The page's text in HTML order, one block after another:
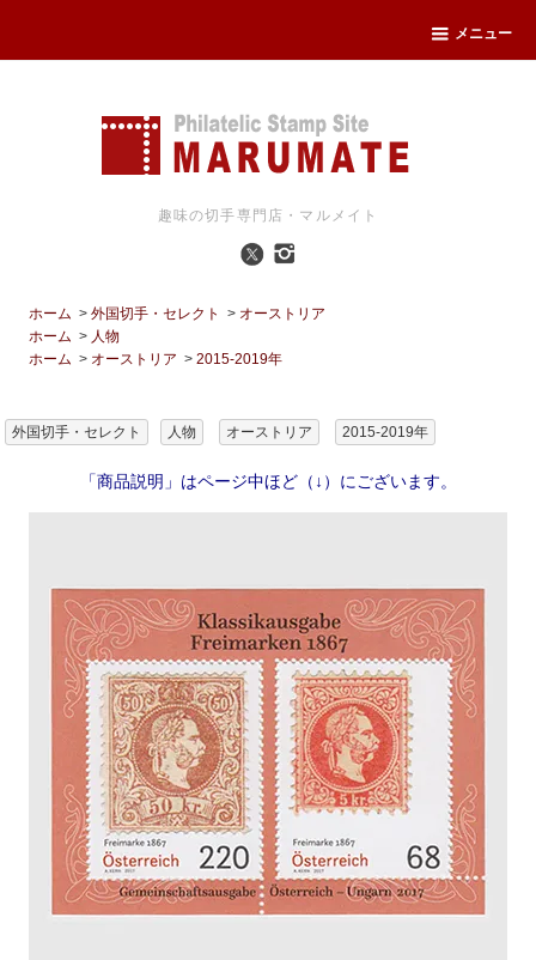
メニュー
趣味の切手専門店・マルメイト
ホーム >外国切手・セレクト > オーストリア
ホーム > 人物
ホーム > オーストリア >2015-2019年
外国切手・セレクト 人物 オーストリア 2015-2019年
「商品説明」はページ中ほど（↓）にございます。